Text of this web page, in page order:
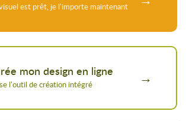
mon design en ligne